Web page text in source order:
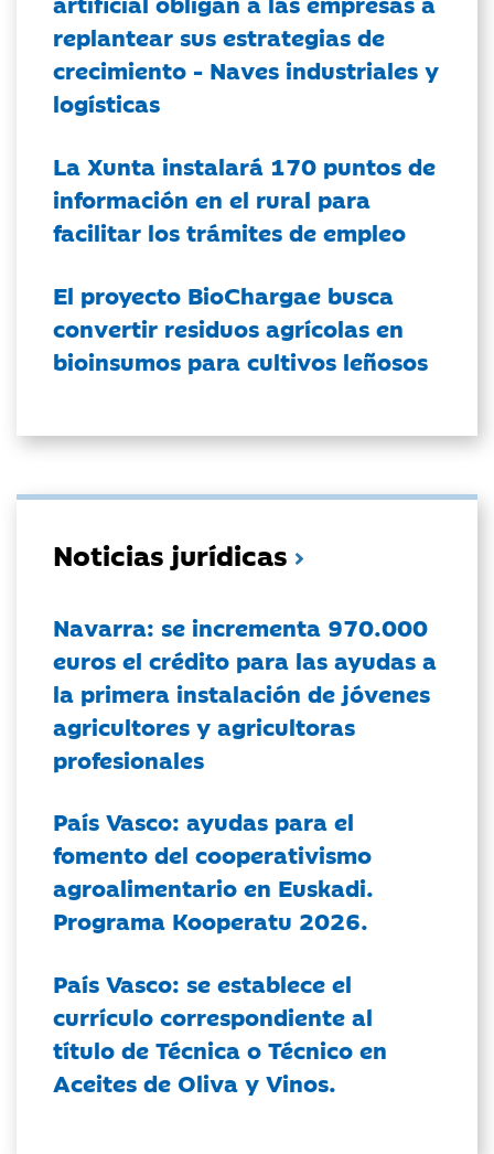
replantear sus estrategias de
crecimiento - Naves industriales y
logísticas
La Xunta instalará 170 puntos de
información en el rural para
facilitar los trámites de empleo
El proyecto BioChargae busca
convertir residuos agrícolas en
bioinsumos para cultivos leñosos
Noticias jurídicas
Navarra: se incrementa 970.000
euros el crédito para las ayudas a
la primera instalación de jóvenes
agricultores y agricultoras
profesionales
País Vasco: ayudas para el
fomento del cooperativismo
agroalimentario en Euskadi.
Programa Kooperatu 2026.
País Vasco: se establece el
currículo correspondiente al
título de Técnica o Técnico en
Aceites de Oliva y Vinos.